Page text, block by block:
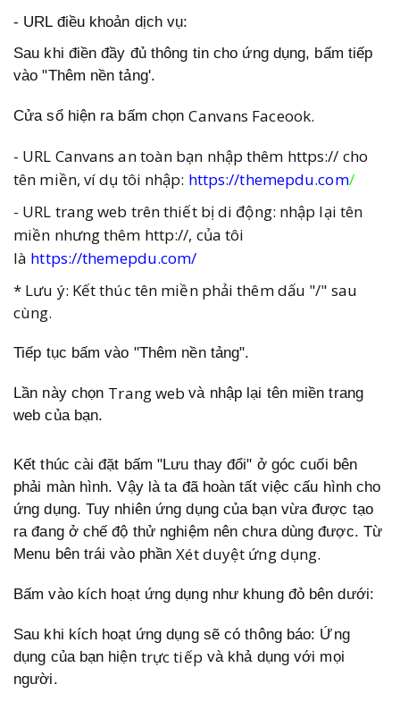
- URL điều khoản dịch vụ:
Sau khi điền đầy đủ thông tin cho ứng dụng, bấm tiếp
vào "Thêm nền tảng'.
Cửa sổ hiện ra bấm chọnCanvans Faceook.
- URL Canvans an toàn bạn nhập thêm https:// cho
tên miền, ví dụ tôi nhập: https://themepdu.com/
- URL trang web trên thiết bị di động: nhập lại tên
miền nhưng thêm http://, của tôi
là https://themepdu.com/
* Lưu ý: Kết thúc tên miền phải thêm dấu "/" sau
cùng.
Tiếp tục bấm vào "Thêm nền tảng".
Lần này chọn Trang webvà nhập lại tên miền trang
web của bạn.
Kết thúc cài đặt bấm "Lưu thay đổi" ở góc cuối bên
phải màn hình. Vậy là ta đã hoàn tất việc cấu hình cho
ứng dụng. Tuy nhiên ứng dụng của bạn vừa được tạo
ra đang ở chế độ thử nghiệm nên chưa dùng được. Từ
Menu bên trái vào phầnXét duyệt ứng dụng.
Bấm vào kích hoạt ứng dụng như khung đỏ bên dưới:
Sau khi kích hoạt ứng dụng sẽ có thông báo: Ứng
dụng của bạn hiện trực tiếp và khả dụng với mọi
người.